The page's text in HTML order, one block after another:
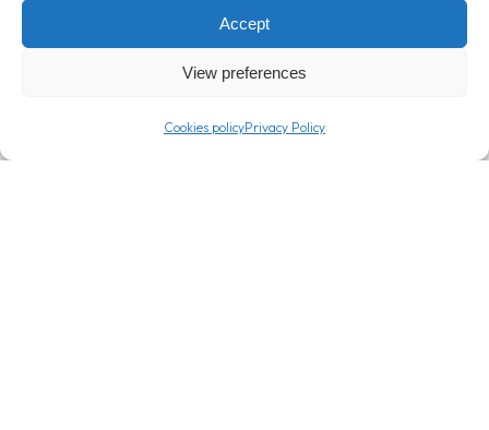
Accept
View preferences
Cookies policyPrivacy Policy